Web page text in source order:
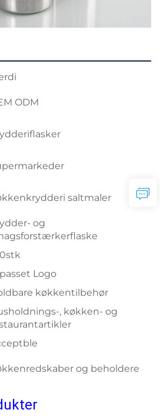
ODM
saltmaler
og
Logo
køkkentilbehør
, køkken- og
og beholdere